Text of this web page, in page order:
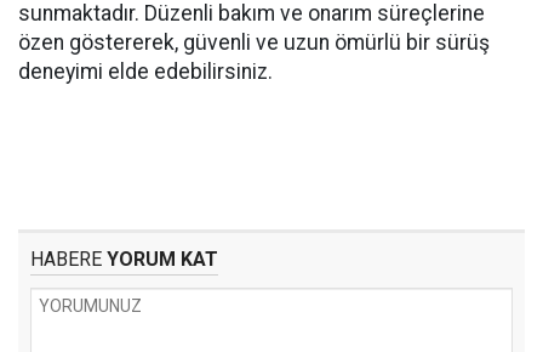
sunmaktadır. Düzenli bakım ve onarım süreçlerine
özen göstererek, güvenli ve uzun ömürlü bir sürüş
deneyimi elde edebilirsiniz.
HABERE YORUM KAT